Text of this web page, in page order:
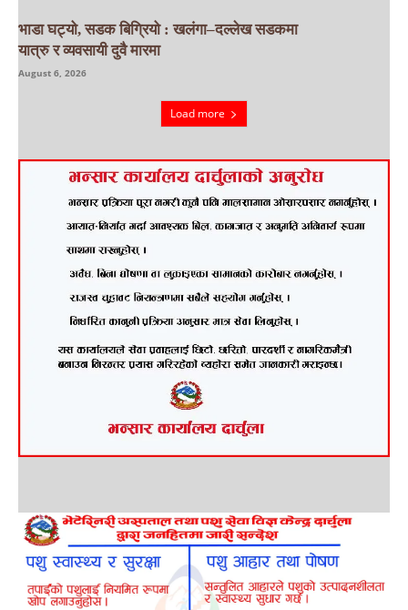
भाडा घट्यो, सडक बिग्रियो : खलंगा–दल्लेख सडकमा
यात्रु र व्यवसायी दुवै मारमा
August 6, 2026
Load more